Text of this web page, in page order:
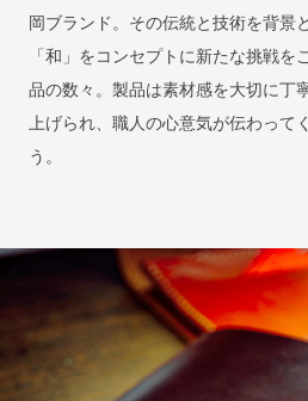
岡ブランド。その伝統と技術を背景
「和」をコンセプトに新たな挑戦を
品の数々。製品は素材感を大切に丁
上げられ、職人の心意気が伝わって
う。